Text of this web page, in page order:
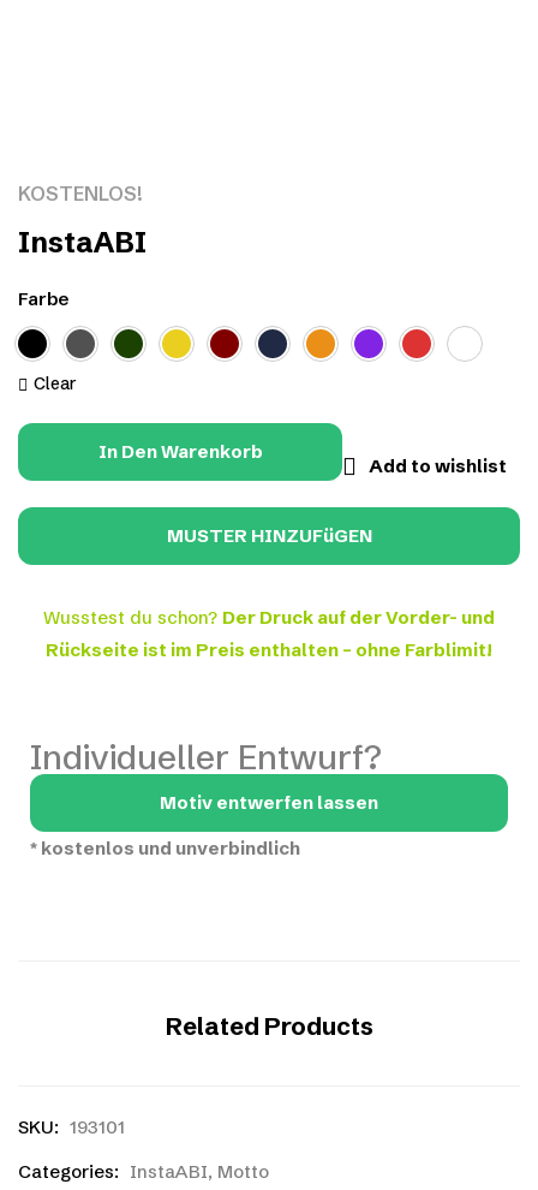
KOSTENLOS!
InstaABI
Farbe
Clear
In Den Warenkorb
Add to wishlist
Wusstest du schon? Der Druck auf der Vorder- und
Rückseite ist im Preis enthalten – ohne Farblimit!
Individueller Entwurf?
Motiv entwerfen lassen
* kostenlos und unverbindlich
Related Products
SKU: 193101
Categories: InstaABI, Motto